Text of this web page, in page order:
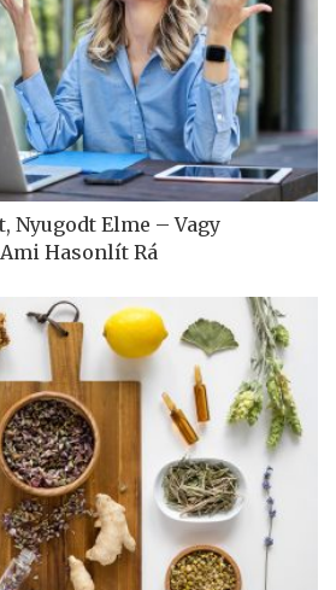
Nyugodt Elme – Vagy
Hasonlít Rá